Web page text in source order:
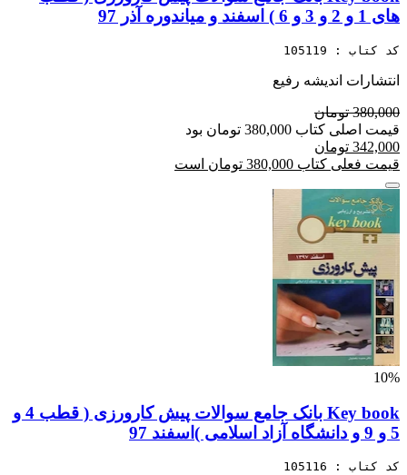
های 1 و 2 و 3 و 6 ) اسفند و میاندوره آذر 97
کد کتاب : 105119
انتشارات اندیشه رفیع
380,000 تومان
قیمت اصلی کتاب 380,000 تومان بود
342,000 تومان
قیمت فعلی کتاب 380,000 تومان است
10%
Key book بانک جامع سوالات پیش کارورزی ( قطب 4 و
5 و 9 و دانشگاه آزاد اسلامی )اسفند 97
کد کتاب : 105116